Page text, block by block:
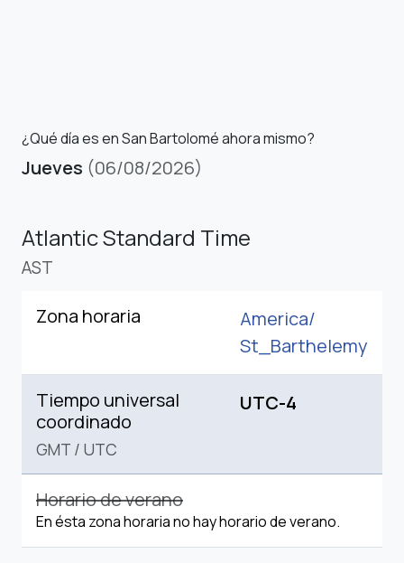
¿Qué día es en San Bartolomé ahora mismo?
Jueves (06/08/2026)
Atlantic Standard Time
AST
Zona horaria
America/
St_Barthelemy
Tiempo universal
coordinado
GMT / UTC
UTC-4
Horario de verano
En ésta zona horaria no hay horario de verano.